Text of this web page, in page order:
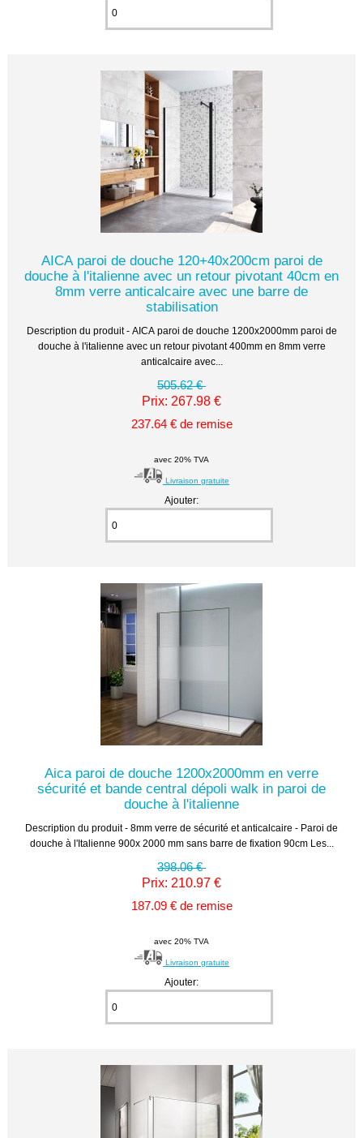
AICA paroi de douche 120+40x200cm paroi de
douche à l'italienne avec un retour pivotant 40cm en
8mm verre anticalcaire avec une barre de
stabilisation
Description du produit - AICA paroi de douche 1200x2000mm paroi de
douche à l'italienne avec un retour pivotant 400mm en 8mm verre
anticalcaire avec...
505.62 €
Prix: 267.98 €
237.64 € de remise
avec 20% TVA
Livraison gratuite
Ajouter:
Aica paroi de douche 1200x2000mm en verre
sécurité et bande central dépoli walk in paroi de
douche à l'italienne
Description du produit - 8mm verre de sécurité et anticalcaire - Paroi de
douche à l'Italienne 900x 2000 mm sans barre de fixation 90cm Les...
398.06 €
Prix: 210.97 €
187.09 € de remise
avec 20% TVA
Livraison gratuite
Ajouter: